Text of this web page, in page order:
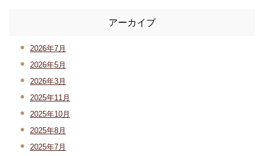
アーカイブ
2026年7月
2026年5月
2026年3月
2025年11月
2025年10月
2025年8月
2025年7月